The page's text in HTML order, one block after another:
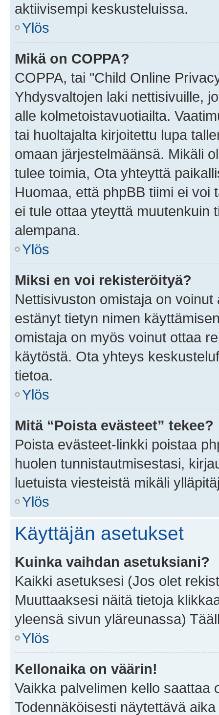
aktiivisempi keskusteluissa.
Ylös
Mikä on COPPA?
COPPA, tai "Child Online
Yhdysvaltojen laki nettisivuille,
alle kolmetoistavuotiailta.
tai huoltajalta kirjoitettu lupa
omaan järjestelmäänsä. Mikäli
tulee toimia, Ota yhteyttä
Huomaa, että phpBB tiimi ei
ei tule ottaa yteyttä muutenkuin
alempana.
Ylös
Miksi en voi rekisteröityä?
Nettisivuston omistaja on
estänyt tietyn nimen
omistaja on myös voinut ottaa
käytöstä. Ota yhteys
tietoa.
Ylös
Mitä “Poista evästeet” tekee?
Poista evästeet-linkki poistaa
huolen tunnistautmisestasi,
luetuista viesteistä mikäli
Ylös
Käyttäjän asetukset
Kuinka vaihdan asetuksiani?
Kaikki asetuksesi (Jos olet
Muuttaaksesi näitä tietoja
yleensä sivun yläreunassa)
Ylös
Kellonaika on väärin!
Vaikka palvelimen kello saattaa
Todennäköisesti näytettävä